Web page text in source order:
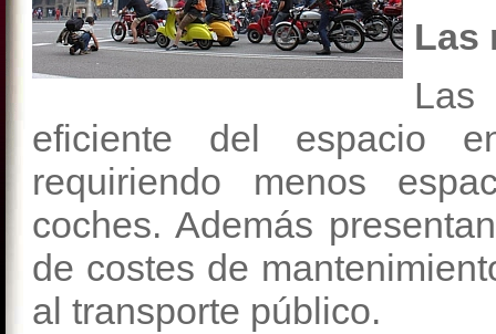
Las
eficiente del espacio
requiriendo menos
coches. Además
de costes de
al transporte público.